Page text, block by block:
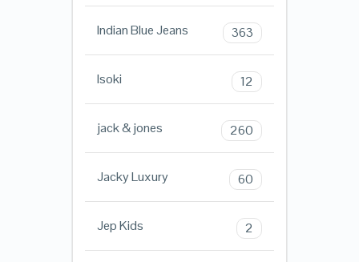
Indian Blue Jeans 363
Isoki 12
jack & jones 260
Jacky Luxury 60
Jep Kids 2